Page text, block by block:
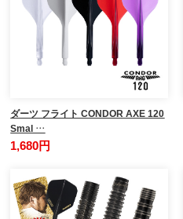
ダーツ フライト CONDOR AXE 120
Smal …
1,680円